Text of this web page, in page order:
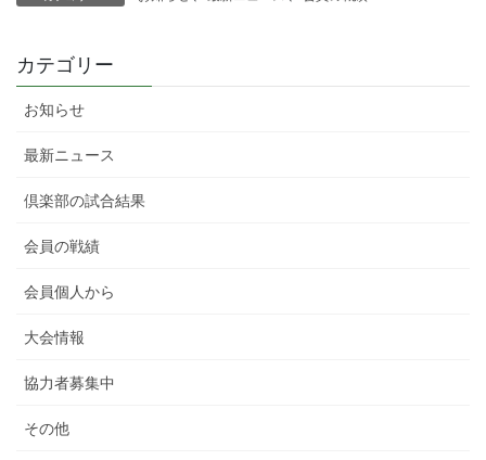
カテゴリー
お知らせ
最新ニュース
倶楽部の試合結果
会員の戦績
会員個人から
大会情報
協力者募集中
その他